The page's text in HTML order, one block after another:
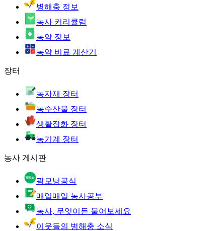
병해충 정보
농사 커리큘럼
농약 정보
농약 비료 계산기
장터
농자재 장터
농수산물 장터
생활잡화 장터
농기계 장터
농사 게시판
팜모닝공식
매일매일 농사공부
농사, 무엇이든 물어보세요
이웃들의 병해충 소식